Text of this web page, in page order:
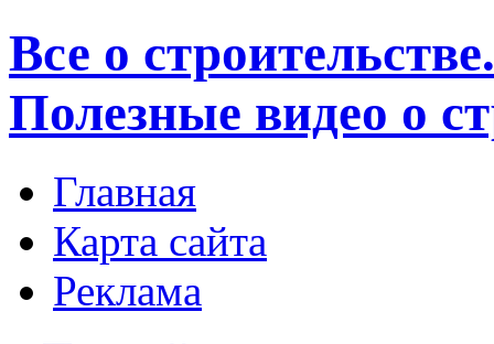
Все о
Полезные видео о
Главная
Карта сайта
Реклама